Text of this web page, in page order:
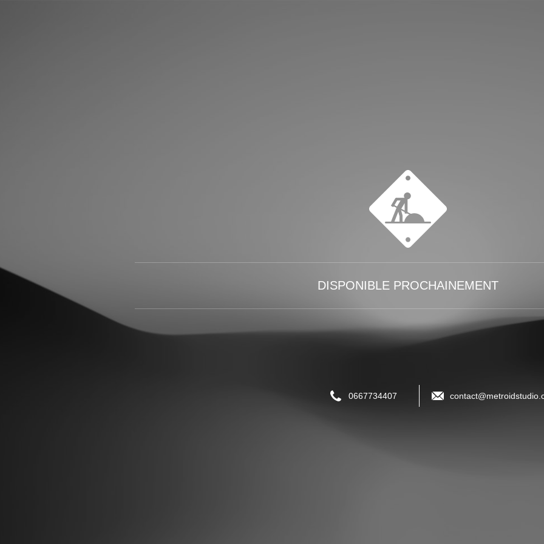
DISPONIBLE PROCHAINEMENT
0667734407